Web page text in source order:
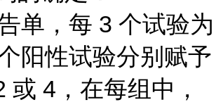
单，每 3 个试验为
阳性试验分别赋予
或 4，在每组中，